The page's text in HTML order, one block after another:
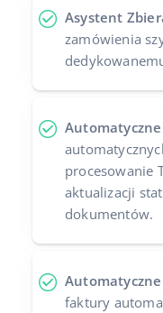
Asystent
zamówienia
procesowanie
aktualizacji
dokumentów.
faktury